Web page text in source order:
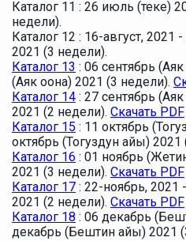
Каталог 11 : 26 июль (теке)
недели).
Каталог 12 : 16-август, 2021
2021 (3 недели).
Каталог 13 : 06 сентябрь
(Аяк оона) 2021 (3 недели).
Каталог 14 : 27 сентябрь
2021 (2 недели). Скачать PDF
Каталог 15 : 11 октябрь
октябрь (Тогуздун айы) 2021
Каталог 16 : 01 ноябрь
2021 (3 недели). Скачать PDF
Каталог 17 : 22-ноябрь,
2021 (2 недели). Скачать PDF
Каталог 18 : 06 декабрь
декабрь (Бештин айы) 2021